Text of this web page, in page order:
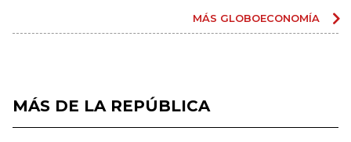
MÁS GLOBOECONOMÍA
MÁS DE LA REPÚBLICA